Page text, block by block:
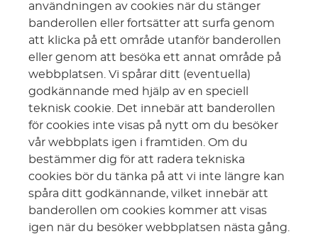
användningen av cookies när du stänger
banderollen eller fortsätter att surfa genom
att klicka på ett område utanför banderollen
eller genom att besöka ett annat område på
webbplatsen. Vi spårar ditt (eventuella)
godkännande med hjälp av en speciell
teknisk cookie. Det innebär att banderollen
för cookies inte visas på nytt om du besöker
vår webbplats igen i framtiden. Om du
bestämmer dig för att radera tekniska
cookies bör du tänka på att vi inte längre kan
spåra ditt godkännande, vilket innebär att
banderollen om cookies kommer att visas
igen när du besöker webbplatsen nästa gång.